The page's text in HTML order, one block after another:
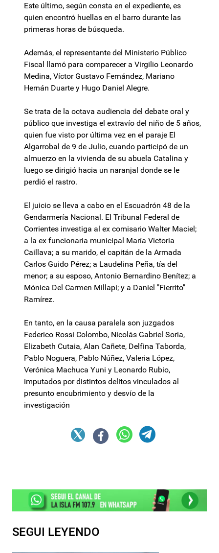
Este último, según consta en el expediente, es
quien encontró huellas en el barro durante las
primeras horas de búsqueda.
Además, el representante del Ministerio Público
Fiscal llamó para comparecer a Virgilio Leonardo
Medina, Víctor Gustavo Fernández, Mariano
Hernán Duarte y Hugo Daniel Alegre.
Se trata de la octava audiencia del debate oral y
público que investiga el extravío del niño de 5 años,
quien fue visto por última vez en el paraje El
Algarrobal de 9 de Julio, cuando participó de un
almuerzo en la vivienda de su abuela Catalina y
luego se dirigió hacia un naranjal donde se le
perdió el rastro.
El juicio se lleva a cabo en el Escuadrón 48 de la
Gendarmería Nacional. El Tribunal Federal de
Corrientes investiga al ex comisario Walter Maciel;
a la ex funcionaria municipal María Victoria
Caillava; a su marido, el capitán de la Armada
Carlos Guido Pérez; a Laudelina Peña, tía del
menor; a su esposo, Antonio Bernardino Benítez; a
Mónica Del Carmen Millapi; y a Daniel "Fierrito"
Ramírez.
En tanto, en la causa paralela son juzgados
Federico Rossi Colombo, Nicolás Gabriel Soria,
Elizabeth Cutaia, Alan Cañete, Delfina Taborda,
Pablo Noguera, Pablo Núñez, Valeria López,
Verónica Machuca Yuni y Leonardo Rubio,
imputados por distintos delitos vinculados al
presunto encubrimiento y desvío de la
investigación
SEGUI LEYENDO